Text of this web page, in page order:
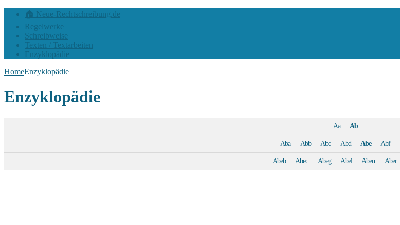
🏠 Neue-Rechtschreibung.de
Regelwerke
Schreibweise
Texten / Textarbeiten
Enzyklopädie
HomeEnzyklopädie
Enzyklopädie
Aa Ab
Aba Abb Abc Abd Abe Abf
Abeb Abec Abeg Abel Aben Aber